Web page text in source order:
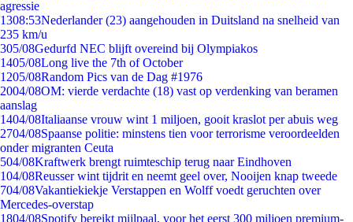
agressie
1308:53Nederlander (23) aangehouden in Duitsland na snelheid van
235 km/u
305/08Gedurfd NEC blijft overeind bij Olympiakos
1405/08Long live the 7th of October
1205/08Random Pics van de Dag #1976
2004/08OM: vierde verdachte (18) vast op verdenking van beramen
aanslag
1404/08Italiaanse vrouw wint 1 miljoen, gooit kraslot per abuis weg
2704/08Spaanse politie: minstens tien voor terrorisme veroordeelden
onder migranten Ceuta
504/08Kraftwerk brengt ruimteschip terug naar Eindhoven
104/08Reusser wint tijdrit en neemt geel over, Nooijen knap tweede
704/08Vakantiekiekje Verstappen en Wolff voedt geruchten over
Mercedes-overstap
1804/08Spotify bereikt mijlpaal, voor het eerst 300 miljoen premium-